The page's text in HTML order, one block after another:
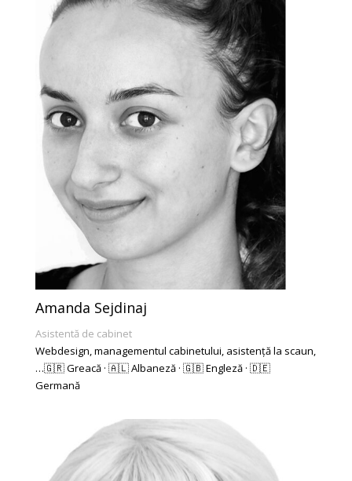
Amanda Sejdinaj
Asistentă de cabinet
Webdesign, managementul cabinetului, asistență la scaun,
…🇬🇷 Greacă · 🇦🇱 Albaneză · 🇬🇧 Engleză · 🇩🇪
Germană